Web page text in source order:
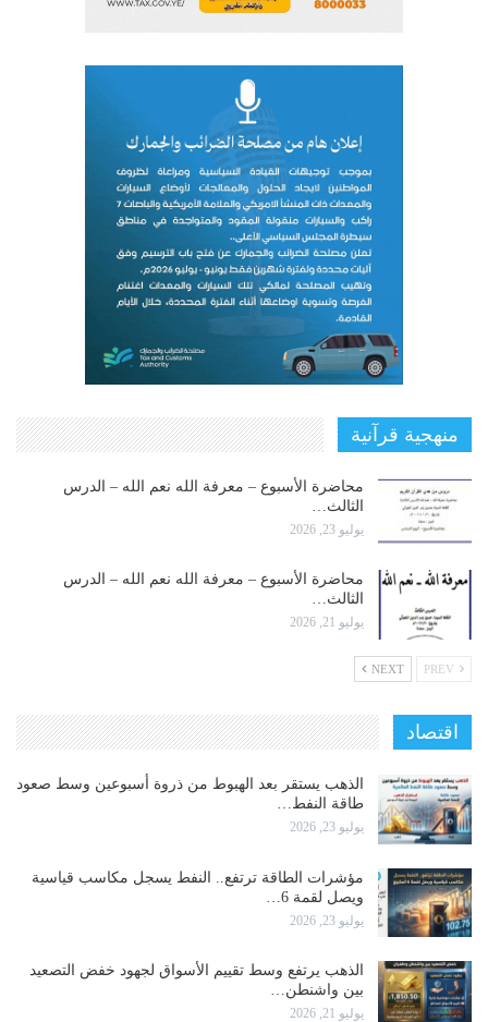
منهجية قرآنية
محاضرة الأسبوع – معرفة الله نعم الله – الدرس
الثالث…
يوليو 23, 2026
محاضرة الأسبوع – معرفة الله نعم الله – الدرس
الثالث…
يوليو 21, 2026
NEXT
اقتصاد
الذهب يستقر بعد الهبوط من ذروة أسبوعين وسط صعود
طاقة النفط…
يوليو 23, 2026
مؤشرات الطاقة ترتفع.. النفط يسجل مكاسب قياسية
ويصل لقمة 6…
يوليو 23, 2026
الذهب يرتفع وسط تقييم الأسواق لجهود خفض التصعيد
بين واشنطن…
يوليو 21, 2026